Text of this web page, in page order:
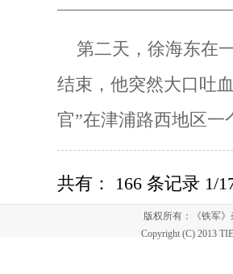
第二天，徐海东在
结束，他突然大口吐
官”在津浦路西地区
共有： 166 条记录 1/
版权所有：《铁军
Copyright (C) 2013